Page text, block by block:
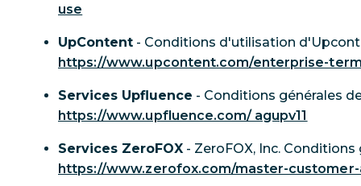
use
UpContent - Conditions d'utilisation
https://www.upcontent.com/enterprise-
Services Upfluence - Conditions générales
https://www.upfluence.com/ agupv11
Services ZeroFOX - ZeroFOX, Inc.
https://www.zerofox.com/master-